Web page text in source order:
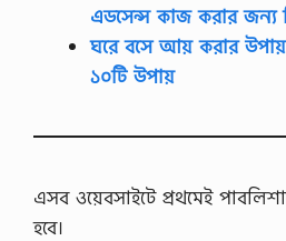
এডসেন্স কাজ করার জন্য
ঘরে বসে আয় করার
১০টি উপায়
এসব ওয়েবসাইটে প্রথমেই
হবে।